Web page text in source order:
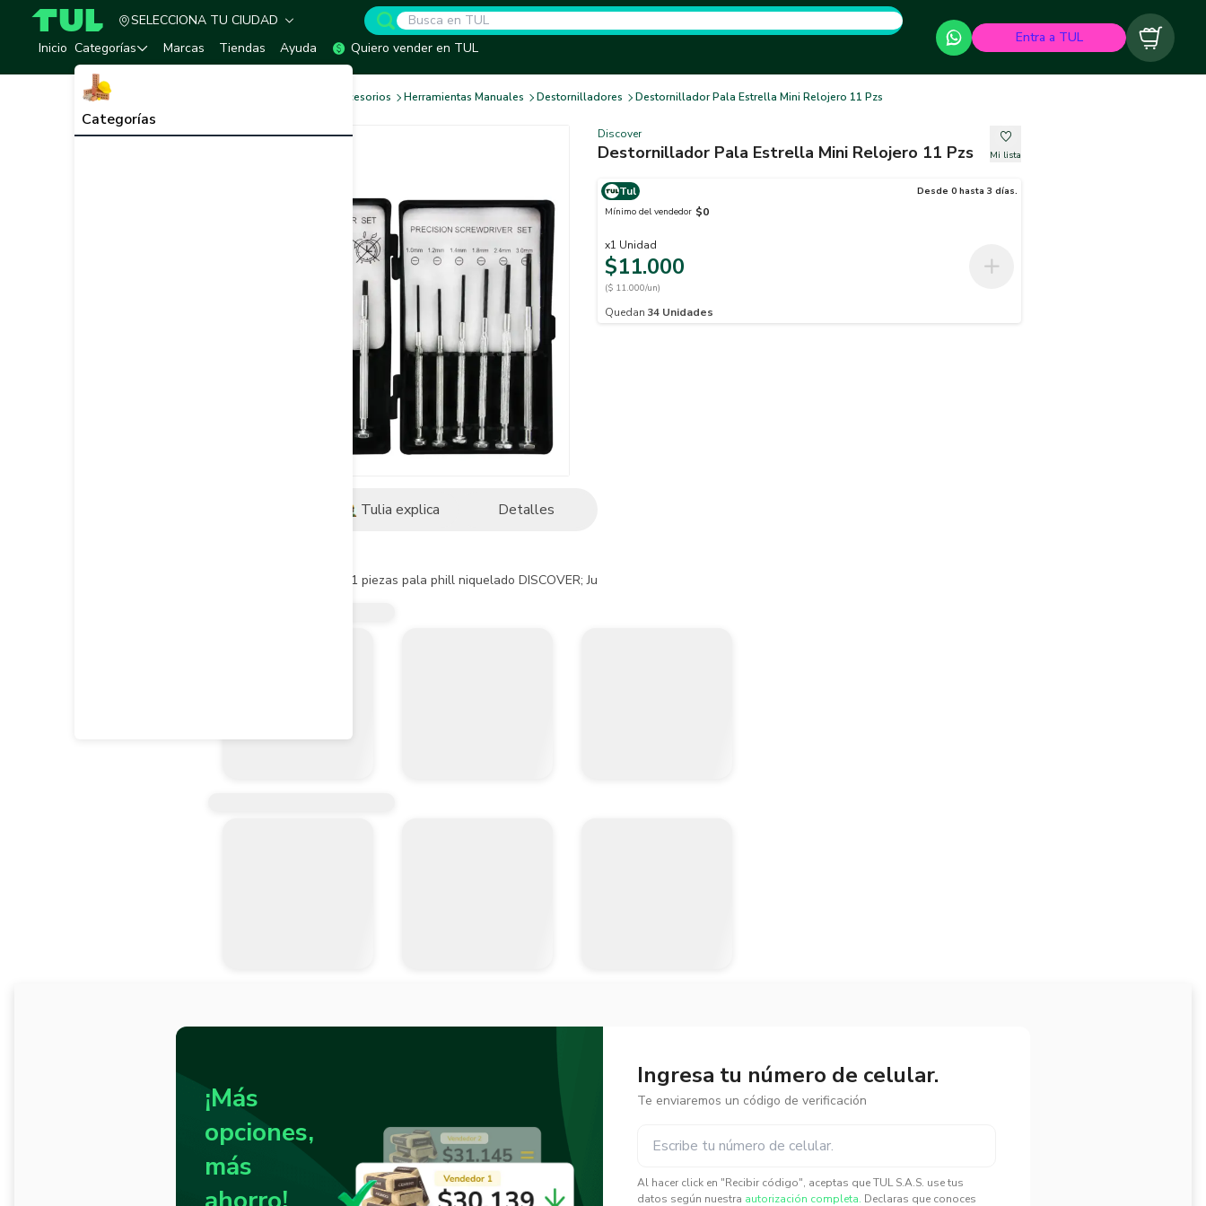
TUL - Tu Marketplace de Construcción
SELECCIONA TU CIUDAD
Inicio Categorías
Categorías
Marcas Tiendas Ayuda Quiero vender en TUL
Entra a TUL Carrito
Herramientas, Equipos y Accesorios Herramientas Manuales Destornilladores Destornillador Pala Estrella Mini Relojero 11 Pzs
Tulia explica Detalles
Destornillador mini relojero 11 piezas pala phill niquelado DISCOVER; Juego de destornilladores, es la herramienta ideal para trabajos de precisión, relojería, reparación de
Discover
Destornillador Pala Estrella Mini Relojero 11 Pzs Mi lista
Tul
Desde 0 hasta 3 días.
Mínimo del vendedor $0
x1 Unidad
$11.000
($ 11.000/un)
Quedan 34 Unidades
¡Más
opciones,
más
Ingresa tu número de celular.
Te enviaremos un código de verificación
Al hacer click en "Recibir código", aceptas que TUL S.A.S. use tus
datos según nuestra autorización completa. Declaras que conoces